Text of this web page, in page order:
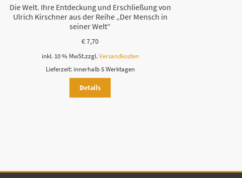
Die Welt. Ihre Entdeckung und Erschließung von
Ulrich Kirschner aus der Reihe „Der Mensch in
seiner Welt“
€7,70
inkl. 10 % MwSt.zzgl. Versandkosten
Lieferzeit: innerhalb 5 Werktagen
Details